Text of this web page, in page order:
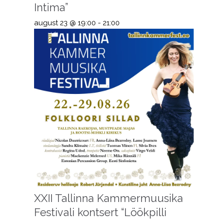
Intima”
august 23 @ 19:00 - 21:00
XXII Tallinna Kammermuusika
Festivali kontsert “Löökpilli